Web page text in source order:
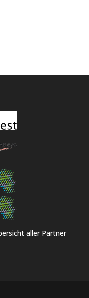
aller Partner